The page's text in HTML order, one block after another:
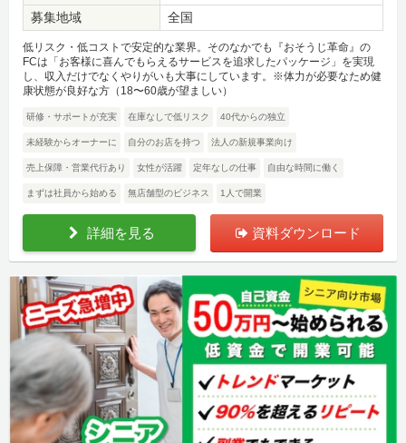
募集地域
全国
低リスク・低コストで安定的な業界。そのなかでも『おそうじ革命』の
FCは「お客様に喜んでもらえるサービスを追求したパッケージ」を実現
し、収入だけでなくやりがいも大事にしています。※体力が必要なため健
康状態が良好な方（18〜60歳が望ましい）
研修・サポートが充実 在庫なしで低リスク 40代からの独立
未経験からオーナーに 自分のお店を持つ 法人の新規事業向け
売上保障・営業代行あり 女性が活躍 定年なしの仕事 自由な時間に働く
まずは社員から始める 無店舗型のビジネス 1人で開業
詳細を見る 資料ダウンロード